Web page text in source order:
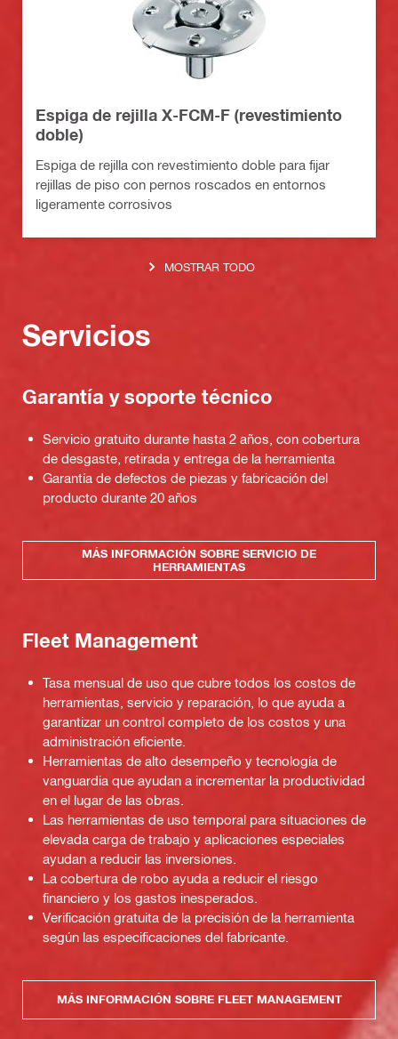
Espiga de rejilla X-FCM-F (revestimiento
doble)
Espiga de rejilla con revestimiento doble para fijar
rejillas de piso con pernos roscados en entornos
ligeramente corrosivos
MOSTRAR TODO
Servicios
Garantía y soporte técnico
Servicio gratuito durante hasta 2 años, con cobertura
de desgaste, retirada y entrega de la herramienta
Garantía de defectos de piezas y fabricación del
producto durante 20 años
MÁS INFORMACIÓN SOBRE SERVICIO DE
HERRAMIENTAS
Fleet Management
Tasa mensual de uso que cubre todos los costos de
herramientas, servicio y reparación, lo que ayuda a
garantizar un control completo de los costos y una
administración eficiente.
Herramientas de alto desempeño y tecnología de
vanguardia que ayudan a incrementar la productividad
en el lugar de las obras.
Las herramientas de uso temporal para situaciones de
elevada carga de trabajo y aplicaciones especiales
ayudan a reducir las inversiones.
La cobertura de robo ayuda a reducir el riesgo
financiero y los gastos inesperados.
Verificación gratuita de la precisión de la herramienta
según las especificaciones del fabricante.
MÁS INFORMACIÓN SOBRE FLEET MANAGEMENT